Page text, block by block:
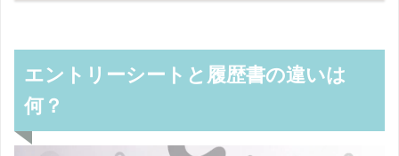
エントリーシートと履歴書の違いは
何？